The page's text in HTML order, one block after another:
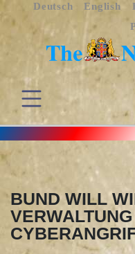
Deutsch English
BUND WILL